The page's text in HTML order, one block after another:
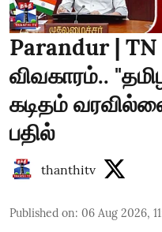
Parandur | TN
விவகாரம்..
கடிதம்
பதில்
thanthitv
Published on: 06 Aug 2026,